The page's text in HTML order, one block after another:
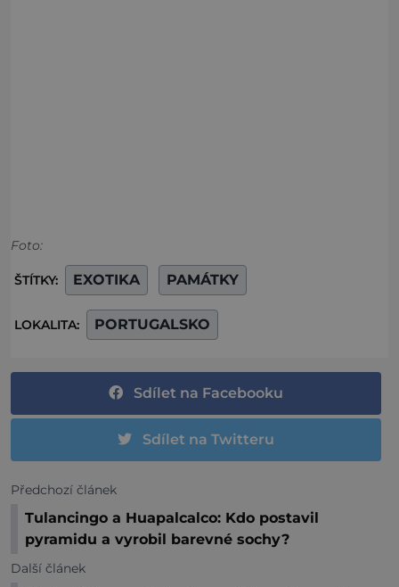
Foto:
ŠTÍTKY: EXOTIKA PAMÁTKY
LOKALITA: PORTUGALSKO
Sdílet na Facebooku
Sdílet na Twitteru
Předchozí článek
Tulancingo a Huapalcalco: Kdo postavil
pyramidu a vyrobil barevné sochy?
Další článek